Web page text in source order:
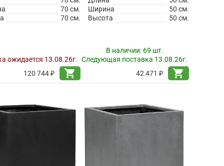
70 см.
70 см.
ожидается 13.08.26г.
120 744 ₽
shopping_cart
Ширина
50 см.
Высота
50 см.
В наличии: 69 шт.
Следующая поставка 13.08.26г.
42 471 ₽
shopping_cart